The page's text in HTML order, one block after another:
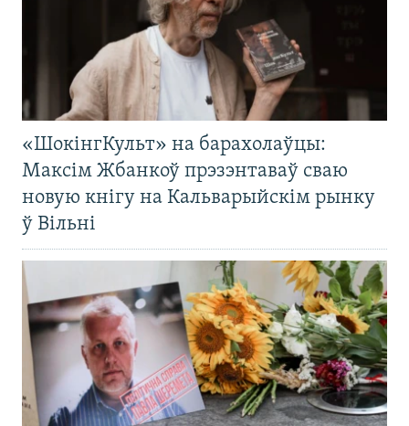
«ШокінгКульт» на барахолаўцы:
Максім Жбанкоў прэзэнтаваў сваю
новую кнігу на Кальварыйскім рынку
ў Вільні